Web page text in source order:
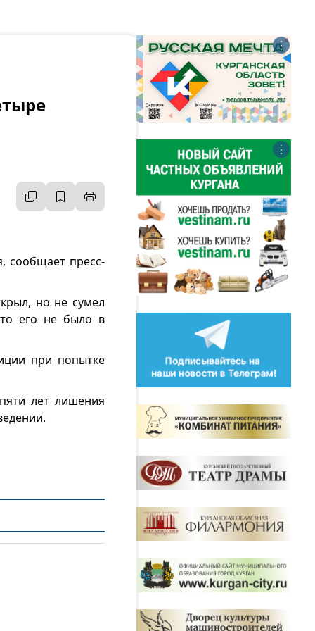
сообщает пресс-
но не сумел
его не было в
при попытке
лет лишения
⋮
⋮